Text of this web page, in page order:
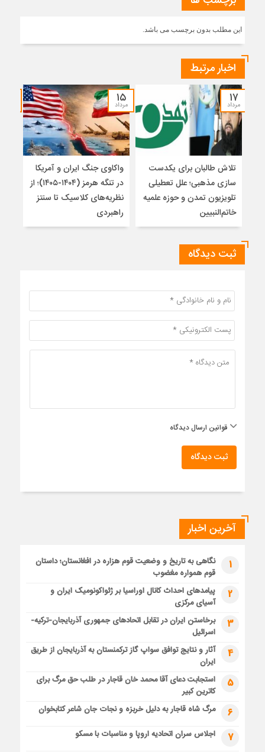
این مطلب بدون برچسب می باشد.
اخبار مرتبط
۱۷
مرداد
تلاش طالبان برای یکدست
سازی مذهبی؛ علل تعطیلی
تلویزیون تمدن و حوزه علمیه
خاتم‌النبیین
۱۵
مرداد
واکاوی جنگ ایران و آمریکا
در تنگه هرمز (۱۴۰۴-۱۴۰۵)؛ از
نظریه‌های کلاسیک تا سنتز
راهبردی
ثبت دیدگاه
قوانین ارسال دیدگاه
ثبت دیدگاه
آخرین اخبار
1
نگاهی به تاریخ و وضعیت قوم هزاره در افغانستان؛ داستان
قوم همواره مغضوب
2
پیامدهای احداث کانال اوراسیا بر ژئواکونومیک ایران و
آسیای مرکزی
3
برخاستن ایران در تقابل اتحادهای جمهوری آذربایجان-ترکیه-
اسرائیل
4
آثار و نتایج توافق سواپ گاز ترکمنستان به آذربایجان از طریق
ایران
5
استجابت دعای آقا محمد خان قاجار در طلب حق مرگ برای
کاترین کبیر
6 مرگ شاه قاجار به دلیل خربزه و نجات جان شاعر کتابخوان
7 اجلاس سران اتحادیه اروپا و مناسبات با مسکو